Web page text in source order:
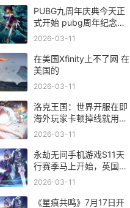
PUBG九周年庆典今天正
式开始 pubg周年纪念皮
肤什么时候结束
2026-03-11
在美国Xfinity上不了网 在
美国的
2026-03-11
洛克王国：世界开服在即
海外玩家卡顿掉线就用
Sixfast化解 洛克王国世
2026-03-11
永劫无间手机游戏S11天
行赛季马上开始，英国玩
无畏契约国服被限制登录
2026-03-11
《星痕共鸣》7月17日开